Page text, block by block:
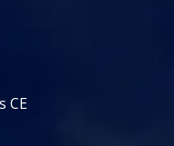
CE